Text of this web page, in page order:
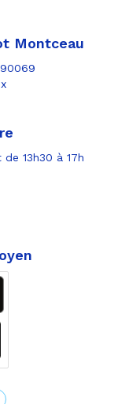
Montceau
13h30 à 17h